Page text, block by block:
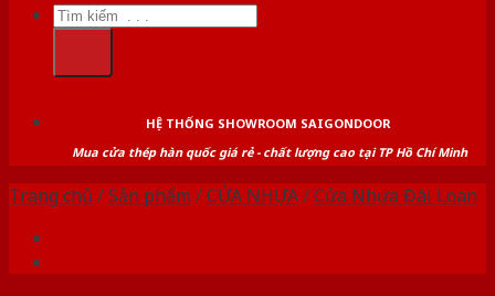
Tìm
kiếm:
HỆ THỐNG SHOWROOM SAIGONDOOR
Mua cửa thép hàn quốc giá rẻ - chất lượng cao tại TP Hồ Chí Minh
Trang chủ /Sản phẩm /CỬA NHỰA/Cửa Nhựa Đài Loan